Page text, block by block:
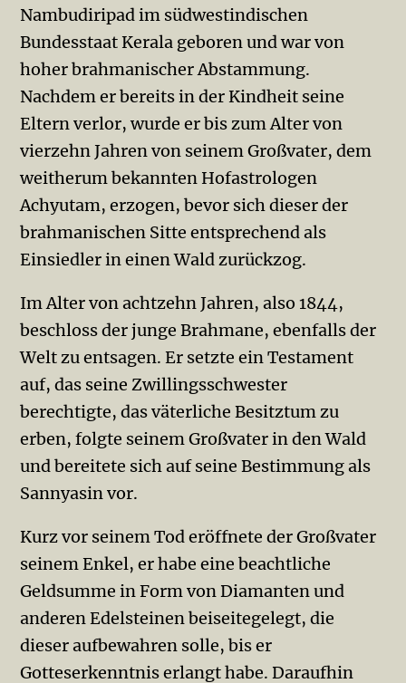
Nambudiripad im südwestindischen
Bundesstaat Kerala geboren und war von
hoher brahmanischer Abstammung.
Nachdem er bereits in der Kindheit seine
Eltern verlor, wurde er bis zum Alter von
vierzehn Jahren von seinem Großvater, dem
weitherum bekannten Hofastrologen
Achyutam, erzogen, bevor sich dieser der
brahmanischen Sitte entsprechend als
Einsiedler in einen Wald zurückzog.
Im Alter von achtzehn Jahren, also 1844,
beschloss der junge Brahmane, ebenfalls der
Welt zu entsagen. Er setzte ein Testament
auf, das seine Zwillingsschwester
berechtigte, das väterliche Besitztum zu
erben, folgte seinem Großvater in den Wald
und bereitete sich auf seine Bestimmung als
Sannyasin vor.
Kurz vor seinem Tod eröffnete der Großvater
seinem Enkel, er habe eine beachtliche
Geldsumme in Form von Diamanten und
anderen Edelsteinen beiseitegelegt, die
dieser aufbewahren solle, bis er
Gotteserkenntnis erlangt habe. Daraufhin